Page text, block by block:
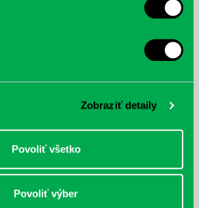
Zobraziť detaily
Povoliť všetko
Povoliť výber